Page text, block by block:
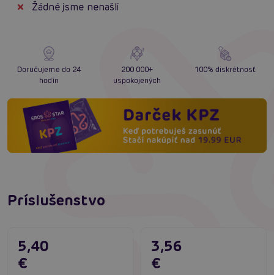
Žádné jsme nenašli
Doručujeme do 24
hodín
200 000+
uspokojených
100% diskrétnosť
Príslušenstvo
5,40
€
3,56
€